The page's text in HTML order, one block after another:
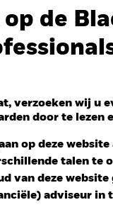
op de
verzoeken wij u
door te lezen
op deze
talen te
van deze
adviseur in
Prospectus